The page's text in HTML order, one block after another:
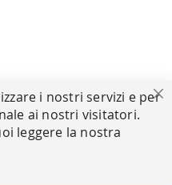
i nostri servizi e per
ai nostri visitatori.
leggere la nostra